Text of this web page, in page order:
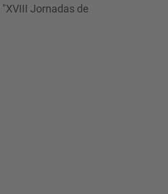
Jornadas de